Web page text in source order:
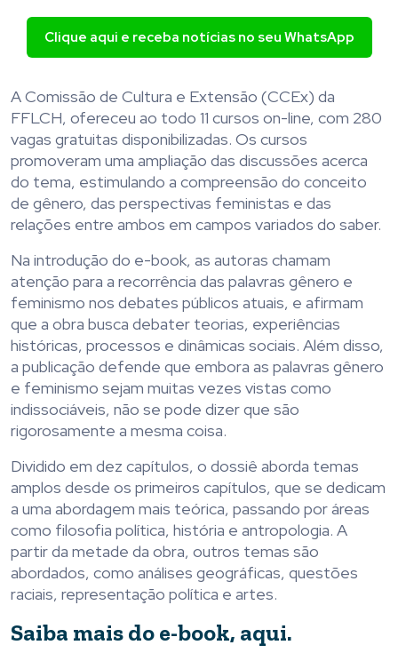
Clique aqui e receba notícias no seu WhatsApp
A Comissão de Cultura e Extensão (CCEx) da
FFLCH, ofereceu ao todo 11 cursos on-line, com 280
vagas gratuitas disponibilizadas. Os cursos
promoveram uma ampliação das discussões acerca
do tema, estimulando a compreensão do conceito
de gênero, das perspectivas feministas e das
relações entre ambos em campos variados do saber.
Na introdução do e-book, as autoras chamam
atenção para a recorrência das palavras gênero e
feminismo nos debates públicos atuais, e afirmam
que a obra busca debater teorias, experiências
históricas, processos e dinâmicas sociais. Além disso,
a publicação defende que embora as palavras gênero
e feminismo sejam muitas vezes vistas como
indissociáveis, não se pode dizer que são
rigorosamente a mesma coisa.
Dividido em dez capítulos, o dossiê aborda temas
amplos desde os primeiros capítulos, que se dedicam
a uma abordagem mais teórica, passando por áreas
como filosofia política, história e antropologia. A
partir da metade da obra, outros temas são
abordados, como análises geográficas, questões
raciais, representação política e artes.
Saiba mais do e-book, aqui.